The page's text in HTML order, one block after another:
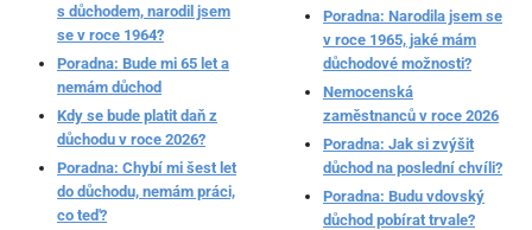
s důchodem, narodil jsem
se v roce 1964?
Poradna: Bude mi 65 let a
nemám důchod
Kdy se bude platit daň z
důchodu v roce 2026?
Poradna: Chybí mi šest let
do důchodu, nemám práci,
co teď?
Poradna: Narodila jsem se
v roce 1965, jaké mám
důchodové možnosti?
Nemocenská
zaměstnanců v roce 2026
Poradna: Jak si zvýšit
důchod na poslední chvíli?
Poradna: Budu vdovský
důchod pobírat trvale?